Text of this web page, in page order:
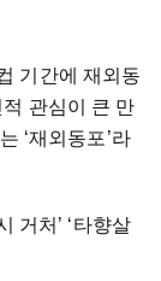
기간에 재외동
관심이 큰 만
‘재외동포’라
거처’ ‘타향살